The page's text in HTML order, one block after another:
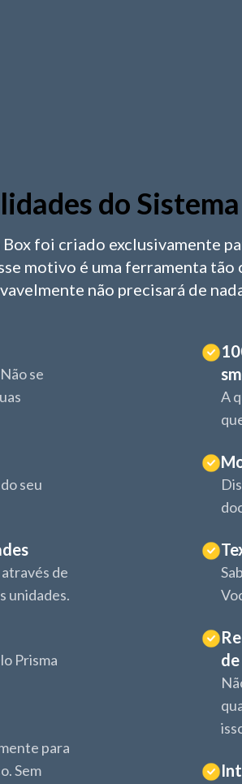
do
foi criado exclusivamente
motivo é uma ferramenta tão
não precisará de
se
seu
de
unidades.
Prisma
para
Sem
A